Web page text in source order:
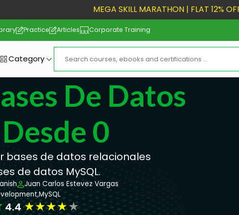
MEGA SKILL MARATHON | FLAT 12%
Practice Articles Corporate Training
Category
De Datos
0
bases de datos relacionales
de datos MySQL.
Juan Carlos Estevez Vargas
MySQL
4.4★★★★★